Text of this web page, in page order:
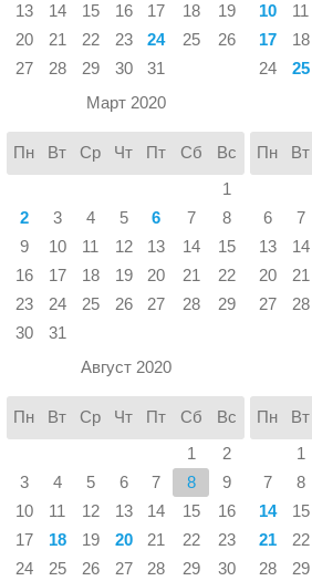
13
14 15 16 17 18
19
20
21 22 23 24 25
26
27
28 29 30 31
10
11
17
18
24
25
Март 2020
Пн Вт Ср Чт Пт Сб
Вс
1
2
3 4 5 6 7
8
9
10 11 12 13 14
15
16
17 18 19 20 21
22
23
24 25 26 27 28
29
30
31
Пн Вт
6
7
13
14
20
21
27
28
Август 2020
Пн Вт Ср Чт Пт Сб
Вс
1
2
3
4 5 6 7 8
9
10
11 12 13 14 15
16
17
18 19 20 21 22
23
24
25 26 27 28 29
30
Пн Вт
1
7
8
14
15
21
22
28
29